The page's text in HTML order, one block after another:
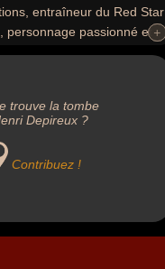
entraîneur du Red Star
personnage passionné et+
+
trouve la tombe
Depireux ?
Contribuez !